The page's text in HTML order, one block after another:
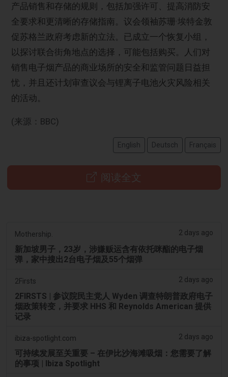
产品销售和存储的规则，包括加强许可、提高消防安
全要求和更清晰的存储指南。议会领袖苏珊·埃特金敦
促苏格兰政府考虑新的立法。已成立一个恢复小组，
以探讨联合街角地点的选择，可能包括购买。人们对
销售电子烟产品的商业场所的安全和监管问题日益担
忧，并且还计划审查议会与锂离子电池火灾风险相关
的活动。
(来源：BBC)
English Deutsch Français
阅读全文
Mothership. 2 days ago
新加坡男子，23岁，涉嫌贩运含有依托咪酯的电子烟
弹，家中搜出2台电子烟及55个烟弹
2Firsts 2 days ago
2FIRSTS | 参议院民主党人 Wyden 调查特朗普政府电子
烟政策转变，并要求 HHS 和 Reynolds American 提供
记录
ibiza-spotlight.com 2 days ago
可持续发展至关重要 – 在伊比沙海滩吸烟：您需要了解
的事项 | Ibiza Spotlight